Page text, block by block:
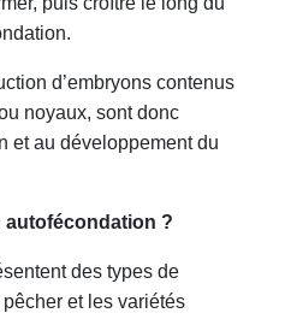
d’embryons contenus
noyaux, sont donc
et au développement du
autofécondation ?
des types de
et les variétés